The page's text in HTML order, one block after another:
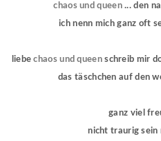
chaos und queen... den
ich nenn mich ganz oft
liebechaos und queenschreib mir
das täschchen auf den
ganz viel
nicht traurig sein